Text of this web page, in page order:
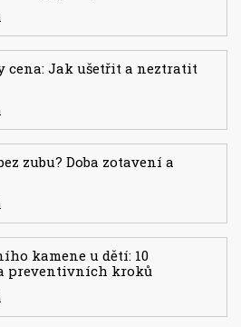
cena: Jak ušetřit a neztratit
zubu? Doba zotavení a
kamene u dětí: 10
preventivních kroků